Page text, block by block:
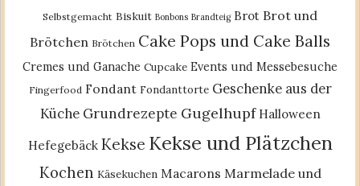
Selbstgemacht Biskuit Bonbons Brandteig Brot Brot und
Brötchen Brötchen Cake Pops und Cake Balls
Cremes und Ganache Cupcake Events und Messebesuche
Fingerfood Fondant Fondanttorte Geschenke aus der
Küche Grundrezepte Gugelhupf Halloween
Hefegebäck Kekse Kekse und Plätzchen
Kochen Käsekuchen Macarons Marmelade und